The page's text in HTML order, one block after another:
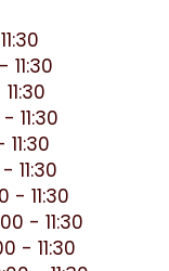
11:30
11:30
- 11:30
- 11:30
- 11:30